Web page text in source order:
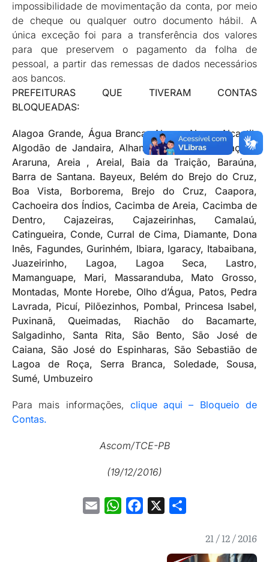
impossibilidade de movimentação da conta, por meio
de cheque ou qualquer outro documento hábil. A
única exceção foi para a transferência dos valores
para que preservem o pagamento da folha de
pessoal, a partir das remessas de dados necessários
aos bancos.
PREFEITURAS QUE TIVERAM CONTAS
BLOQUEADAS:
Alagoa Grande, Água Branca, Alagoa Nova, Alcantil,
Algodão de Jandaira, Alhandra, Amparo, , Araçagi,
Araruna, Areia , Areial, Baia da Traição, Baraúna,
Barra de Santana. Bayeux, Belém do Brejo do Cruz,
Boa Vista, Borborema, Brejo do Cruz, Caapora,
Cachoeira dos Índios, Cacimba de Areia, Cacimba de
Dentro, Cajazeiras, Cajazeirinhas, Camalaú,
Catingueira, Conde, Curral de Cima, Diamante, Dona
Inês, Fagundes, Gurinhém, Ibiara, Igaracy, Itabaibana,
Juazeirinho, Lagoa, Lagoa Seca, Lastro,
Mamanguape, Mari, Massaranduba, Mato Grosso,
Montadas, Monte Horebe, Olho d’Água, Patos, Pedra
Lavrada, Picuí, Pilõezinhos, Pombal, Princesa Isabel,
Puxinanã, Queimadas, Riachão do Bacamarte,
Salgadinho, Santa Rita, São Bento, São José de
Caiana, São José do Espinharas, São Sebastião de
Lagoa de Roça, Serra Branca, Soledade, Sousa,
Sumé, Umbuzeiro
Para mais informações, clique aqui – Bloqueio de
Contas.
Ascom/TCE-PB
(19/12/2016)
Email WhatsAppFacebook
21 / 12 / 2016